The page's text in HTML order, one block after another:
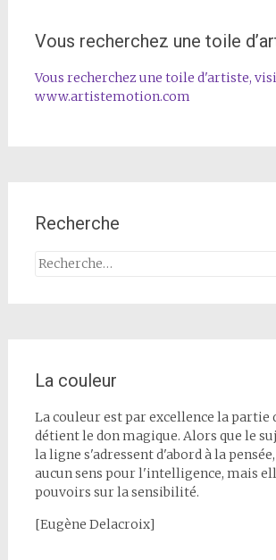
Vous recherchez une toile
Vous recherchez une toile d'artiste,
www.artistemotion.com
Recherche
Rechercher :
La couleur
La couleur est par excellence la partie
détient le don magique. Alors que le
la ligne s'adressent d'abord à la
aucun sens pour l'intelligence, mais
pouvoirs sur la sensibilité.
[Eugène Delacroix]